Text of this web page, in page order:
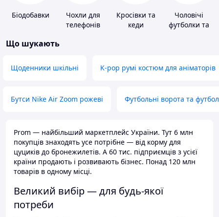
Біодобавки
Чохли для
телефонів
Кросівки та
кеди
Чоловічі
футболки та
Що шукають
Щоденники шкільні K-pop румі костюм для аніматорів
Бутси Nike Air Zoom рожеві Футбольні ворота та
Prom — найбільший маркетплейс України. Тут 6 млн
покупців знаходять усе потрібне — від корму для
цуциків до бронежилетів. А 60 тис. підприємців з усієї
країни продають і розвивають бізнес. Понад 120 млн
товарів в одному місці.
Великий вибір — для будь-якої
потреби